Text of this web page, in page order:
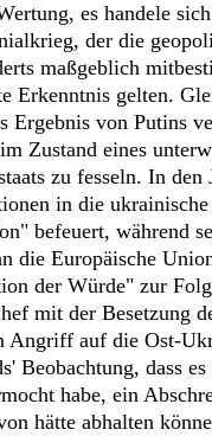
es handele
der die
maßgeblich
Erkenntnis gelten.
Ergebnis von Putins
Zustand eines
zu fesseln. In
in die
befeuert, während
die Europäische
der Würde" zur
mit der Besetzung
Angriff auf die Ost-
Beobachtung, dass
habe, ein
hätte abhalten